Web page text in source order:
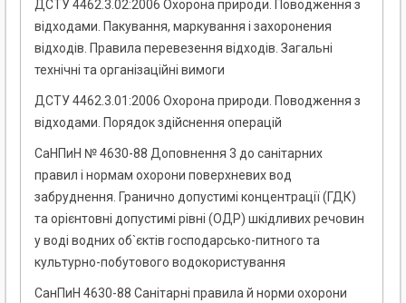
ДСТУ 4462.3.02:2006 Охорона природи. Поводження з
відходами. Пакування, маркування і захоронения
відходів. Правила перевезення відходів. Загальні
технічні та організаційні вимоги
ДСТУ 4462.3.01:2006 Охорона природи. Поводження з
відходами. Порядок здійснення операцій
СаНПиН № 4630-88 Доповнення 3 до санітарних
правил і нормам охорони поверхневих вод
забруднення. Гранично допустимі концентрації (ГДК)
та орієнтовні допустимі рівні (ОДР) шкідливих речовин
у воді водних об`єктів господарсько-питного та
культурно-побутового водокористування
СанПиН 4630-88 Санітарні правила й норми охорони